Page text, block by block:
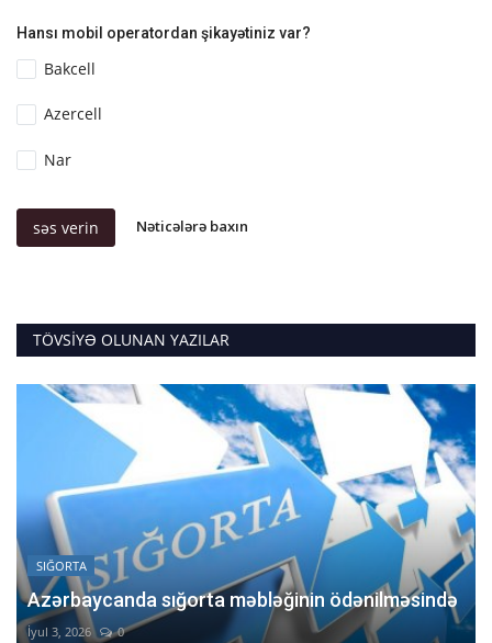
Hansı mobil operatordan şikayətiniz var?
Bakcell
Azercell
Nar
səs verin Nəticələrə baxın
TÖVSIYƏ OLUNAN YAZILAR
SIĞORTA
Azərbaycanda sığorta məbləğinin ödənilməsində
İyul 3, 2026 0